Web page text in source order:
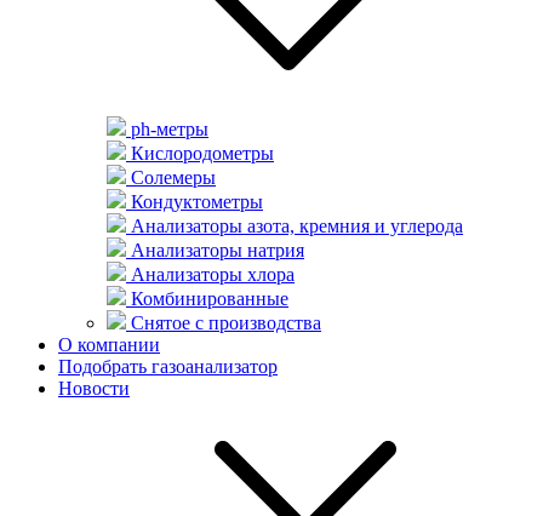
ph-метры
Кислородометры
Солемеры
Кондуктометры
Анализаторы азота, кремния и углерода
Анализаторы натрия
Анализаторы хлора
Комбинированные
Снятое с производства
О компании
Подобрать газоанализатор
Новости